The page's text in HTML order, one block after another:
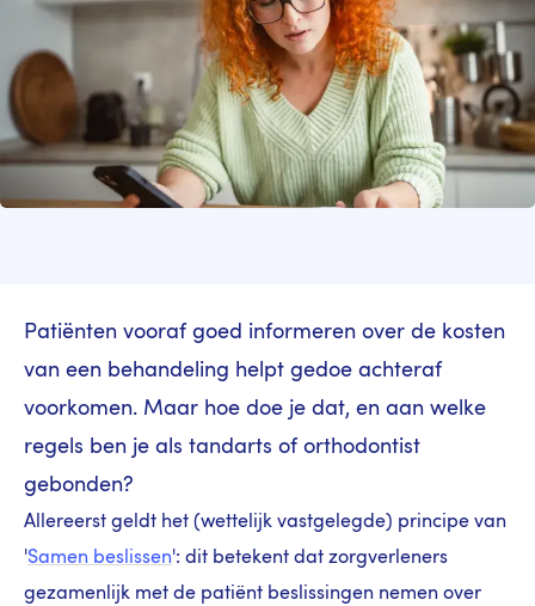
Patiënten vooraf goed informeren over de kosten
van een behandeling helpt gedoe achteraf
voorkomen. Maar hoe doe je dat, en aan welke
regels ben je als tandarts of orthodontist
gebonden?
Allereerst geldt het (wettelijk vastgelegde) principe van
'Samen beslissen': dit betekent dat zorgverleners
gezamenlijk met de patiënt beslissingen nemen over